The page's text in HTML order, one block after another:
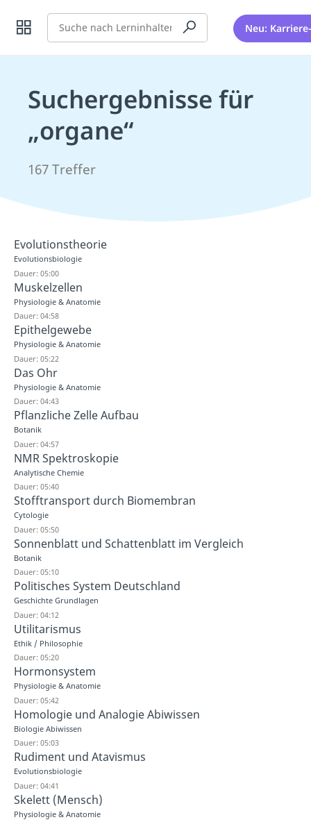
Suche Neu:
Suchergebnisse für
„organe“
167 Treffer
Evolutionstheorie
Evolutionsbiologie
Dauer: 05:00
Muskelzellen
Physiologie & Anatomie
Dauer: 04:58
Epithelgewebe
Physiologie & Anatomie
Dauer: 05:22
Das Ohr
Physiologie & Anatomie
Dauer: 04:43
Pflanzliche Zelle Aufbau
Botanik
Dauer: 04:57
NMR Spektroskopie
Analytische Chemie
Dauer: 05:40
Stofftransport durch Biomembran
Cytologie
Dauer: 05:50
Sonnenblatt und Schattenblatt im Vergleich
Botanik
Dauer: 05:10
Politisches System Deutschland
Geschichte Grundlagen
Dauer: 04:12
Utilitarismus
Ethik / Philosophie
Dauer: 05:20
Hormonsystem
Physiologie & Anatomie
Dauer: 05:42
Homologie und Analogie Abiwissen
Biologie Abiwissen
Dauer: 05:03
Rudiment und Atavismus
Evolutionsbiologie
Dauer: 04:41
Skelett (Mensch)
Physiologie & Anatomie